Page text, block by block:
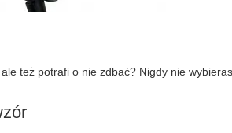
też potrafi o nie zdbać? Nigdy nie